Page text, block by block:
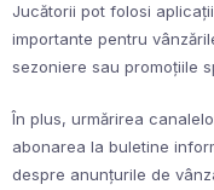
Jucătorii pot folosi
importante pentru
sezoniere sau promoțiile
În plus, urmărirea
abonarea la buletine
despre anunțurile de